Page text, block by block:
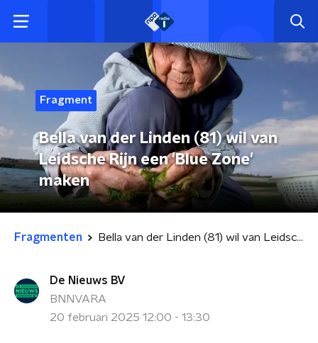
Fragment
Bella van der Linden (81) wil van
Leidsche Rijn een 'Blue Zone'
maken
Fragmenten Bella van der Linden (81) wil van Leidsche Rijn een 'Blue Zone' maken
De Nieuws BV
BNNVARA
20 februari 2025 12:00 - 13:30